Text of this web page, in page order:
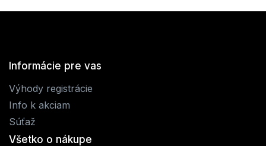
Informácie pre vas
Výhody registrácie
Info k akciam
Súťaž
Všetko o nákupe